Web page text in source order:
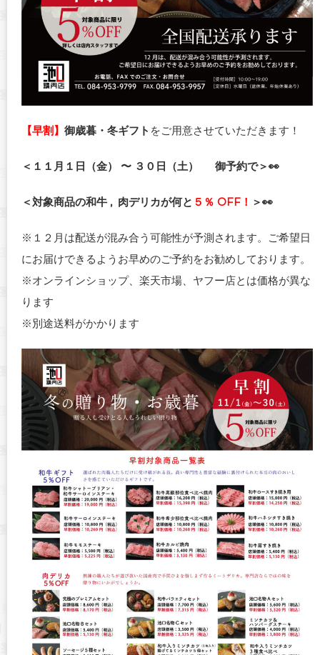
【早割】 御歳暮・冬ギフト をご用意させていただきます！
＜１１月１日（金） 〜 ３０日（土） 御予約で＞👀
＜対象商品の和牛 , 肉デリカが何と ５ ％ OFF！ ＞👀
※１２月は配送が混み合う可能性が予測されます。ご希望日
にお届けできるようお早めのご予約をお勧めしております。
※オンラインショップ、楽天市場、ヤフー店とは価格が異な
ります
※別途送料がかかります